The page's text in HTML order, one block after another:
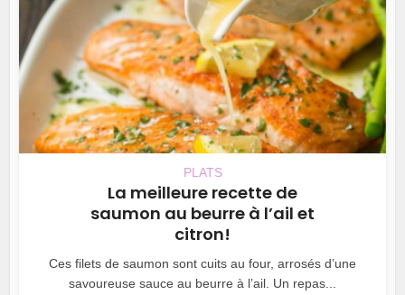
PLATS
La meilleure recette de
saumon au beurre à l’ail et
citron!
Ces filets de saumon sont cuits au four, arrosés d’une
savoureuse sauce au beurre à l’ail. Un repas...